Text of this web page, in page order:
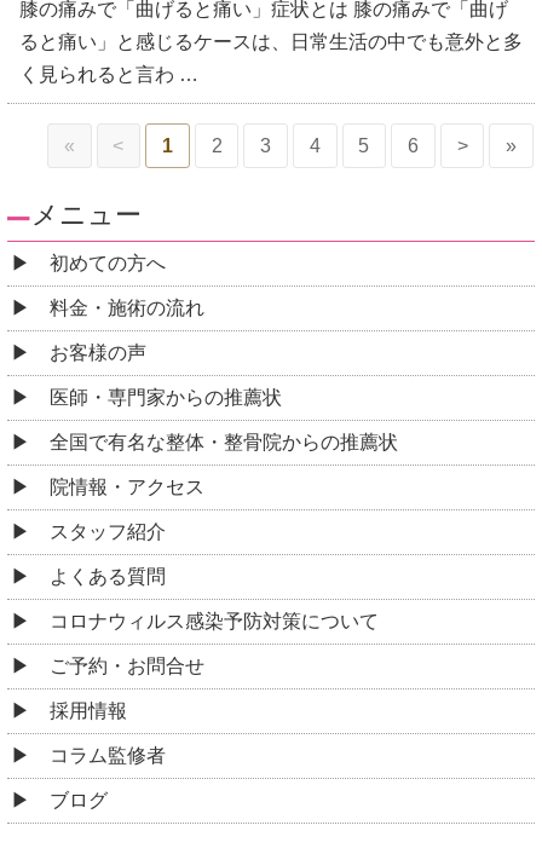
膝の痛みで「曲げると痛い」症状とは 膝の痛みで「曲げ
ると痛い」と感じるケースは、日常生活の中でも意外と多
く見られると言わ …
« < 1 2 3 4 5 6 > »
メニュー
初めての方へ
料金・施術の流れ
お客様の声
医師・専門家からの推薦状
全国で有名な整体・整骨院からの推薦状
院情報・アクセス
スタッフ紹介
よくある質問
コロナウィルス感染予防対策について
ご予約・お問合せ
採用情報
コラム監修者
ブログ